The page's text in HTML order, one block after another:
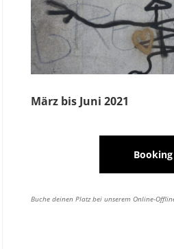
März bis Juni 2021
Booking
Buche deinen Platz bei unserem Online-